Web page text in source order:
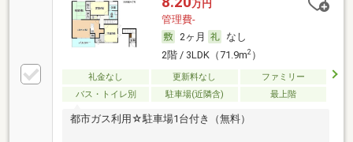
万円
管理費-
2ヶ月
なし
2階 / 3LDK（71.9m2）
礼金なし 更新料なし
ファミリー
バス・トイレ別
駐車場(近隣含) 最上階
都市ガス利用☆駐車場1台付き（無料）